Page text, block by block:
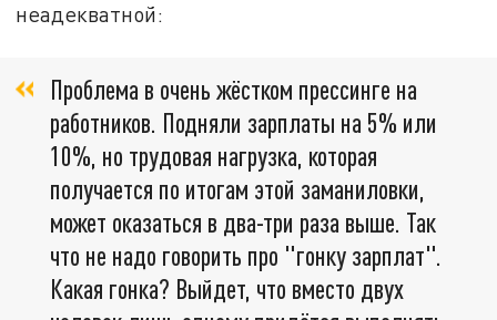
неадекватной:
Проблема в очень жёстком прессинге на
работников. Подняли зарплаты на 5% или
10%, но трудовая нагрузка, которая
получается по итогам этой заманиловки,
может оказаться в два-три раза выше. Так
что не надо говорить про "гонку зарплат".
Какая гонка? Выйдет, что вместо двух